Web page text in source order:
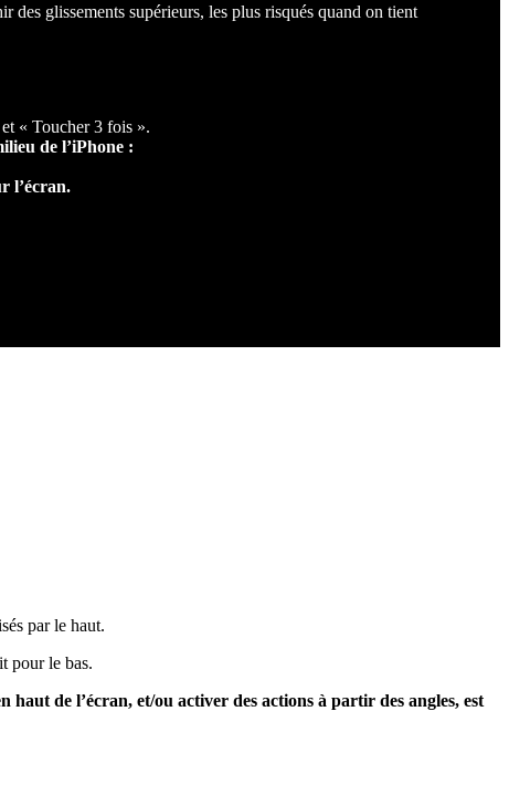
des glissements supérieurs, les plus risqués quand on tient
« Toucher 3 fois ».
de l’iPhone :
l’écran.
par le haut.
pour le bas.
de l’écran, et/ou activer des actions à partir des angles, est